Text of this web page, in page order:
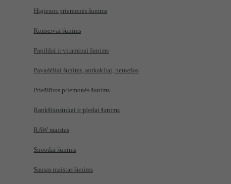
Higienos priemonės šunims
Konservai šunims
Papildai ir vitaminai šunims
Pavadėliai šunims, antkakliai, petnešos
Priežiūros priemonės šunims
Rankšluostukai ir pledai šunims
RAW maistas
Snoodai šunims
Sausas maistas šunims